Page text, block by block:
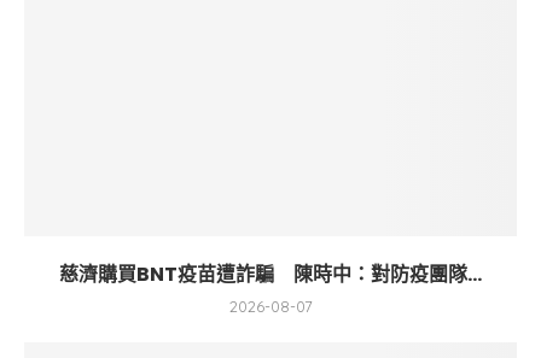
慈濟購買BNT疫苗遭詐騙 陳時中：對防疫團隊...
2026-08-07